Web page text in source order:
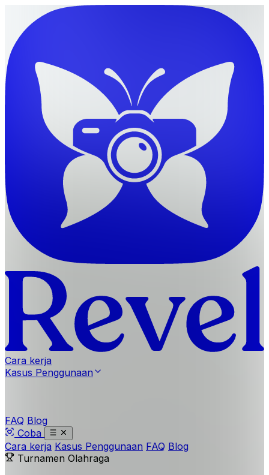
Cara kerja
Kasus Penggunaan
FAQ Blog
Coba
Cara kerja Kasus Penggunaan FAQ Blog
Turnamen Olahraga